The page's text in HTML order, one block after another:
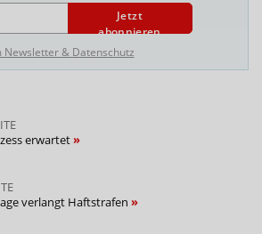
Jetzt
abonnieren
Newsletter & Datenschutz
erwartet
verlangt Haftstrafen